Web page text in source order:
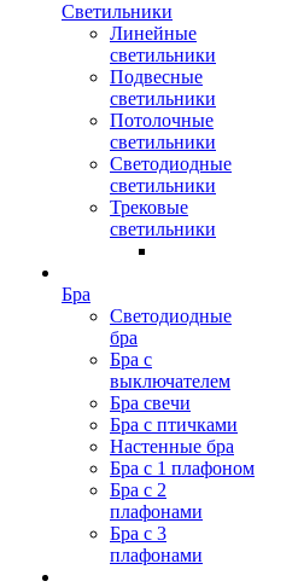
Светильники
Линейные
светильники
Подвесные
светильники
Потолочные
светильники
Светодиодные
светильники
Трековые
светильники
Бра
Светодиодные
бра
Бра с
выключателем
Бра свечи
Бра с птичками
Настенные бра
Бра с 1 плафоном
Бра с 2
плафонами
Бра с 3
плафонами